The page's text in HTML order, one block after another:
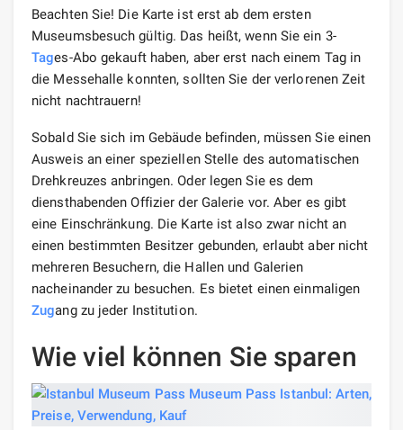
Beachten Sie! Die Karte ist erst ab dem ersten
Museumsbesuch gültig. Das heißt, wenn Sie ein 3-
Tages-Abo gekauft haben, aber erst nach einem Tag in
die Messehalle konnten, sollten Sie der verlorenen Zeit
nicht nachtrauern!
Sobald Sie sich im Gebäude befinden, müssen Sie einen
Ausweis an einer speziellen Stelle des automatischen
Drehkreuzes anbringen. Oder legen Sie es dem
diensthabenden Offizier der Galerie vor. Aber es gibt
eine Einschränkung. Die Karte ist also zwar nicht an
einen bestimmten Besitzer gebunden, erlaubt aber nicht
mehreren Besuchern, die Hallen und Galerien
nacheinander zu besuchen. Es bietet einen einmaligen
Zugang zu jeder Institution.
Wie viel können Sie sparen